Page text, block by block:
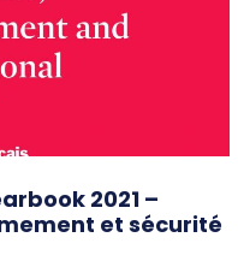
2021 –
et sécurité